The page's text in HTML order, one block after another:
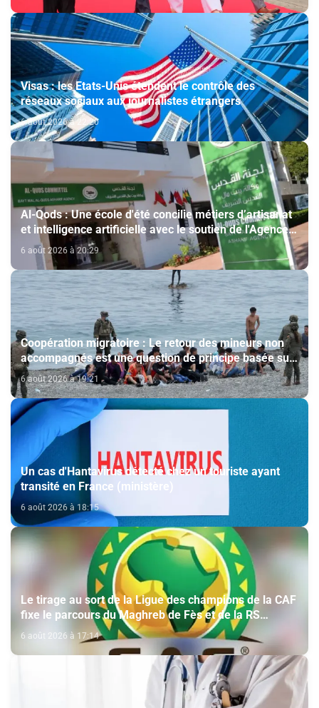
Visas : les Etats-Unis étendent le contrôle des
réseaux sociaux aux journalistes étrangers
6 août 2026 à 22:20
Al-Qods : Une école d'été concilie métiers d’artisanat
et intelligence artificielle avec le soutien de l'Agence
Bayt Mal Al-Qods Acharif
6 août 2026 à 20:29
Coopération migratoire : Le retour des mineurs non
accompagnés est une question de principe basée sur
les Hautes Instructions Royales (source diplomatique)
6 août 2026 à 19:21
Un cas d'Hantavirus détecté chez un touriste ayant
transité en France (ministère)
6 août 2026 à 18:15
Le tirage au sort de la Ligue des champions de la CAF
fixe le parcours du Maghreb de Fès et de la RS
Berkane
6 août 2026 à 17:14